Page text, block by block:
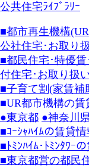
公共住宅ﾗｲﾌﾞﾗﾘｰ
■都市再生機構
公社住宅･お取り
■都民住宅･特優賃
付住宅･お取り扱
■子育て割(家賃補
■UR都市機構の賃
●東京都 ●神奈川
■ｺｰｼｬﾊｲﾑの賃貸情
■ﾄﾐﾝﾊｲﾑ･ﾄﾐﾝﾀﾜｰ
■東京都営の都民